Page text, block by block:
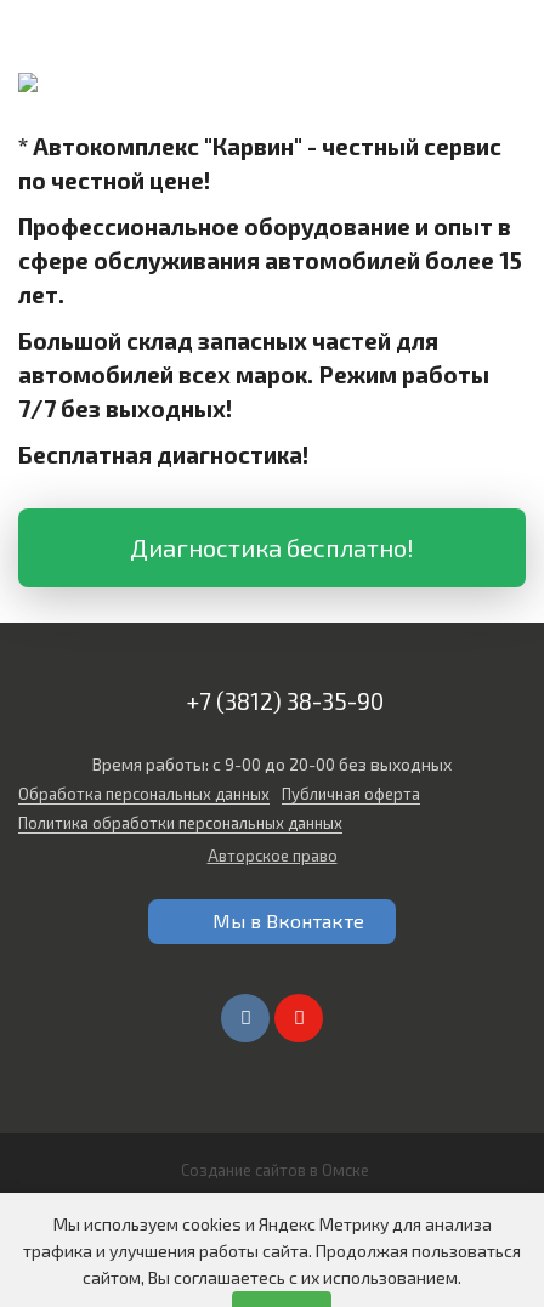
* Автокомплекс "Карвин" - честный сервис
по честной цене!
Профессиональное оборудование и опыт в
сфере обслуживания автомобилей более 15
лет.
Большой склад запасных частей для
автомобилей всех марок. Режим работы
7/7 без выходных!
Бесплатная диагностика!
Диагностика бесплатно!
+7 (3812) 38-35-90
Время работы: с 9-00 до 20-00 без выходных
Обработка персональных данных
Публичная оферта
Политика обработки персональных данных
Авторское право
Мы в Вконтакте
Создание сайтов в Омске
ООО "СИБИРЬ АВТО"
Мы используем cookies и Яндекс Метрику для анализа
трафика и улучшения работы сайта. Продолжая пользоваться
сайтом, Вы соглашаетесь с их использованием.